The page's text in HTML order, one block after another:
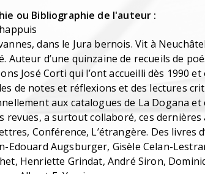
ou Bibliographie de l'auteur :
dans le Jura bernois. Vit à
Auteur d’une quinzaine de recueils de
José Corti qui l’ont accueilli dès 1990
de notes et réflexions et des lectures
aux catalogues de La Dogana
revues, a surtout collaboré, ces dernières
Conférence, L’étrangère. Des livres
Edouard Augsburger, Gisèle Celan-
Henriette Grindat, André Siron,